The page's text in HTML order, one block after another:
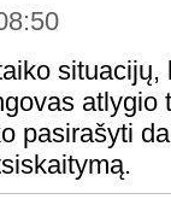
pasirašyti